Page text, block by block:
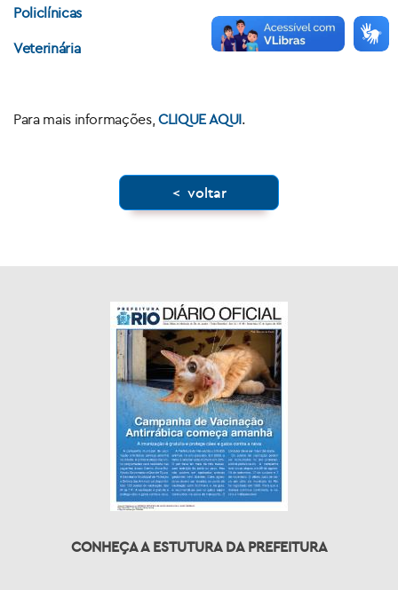
Policlínicas
Veterinária
Para mais informações, CLIQUE AQUI.
< voltar
CONHEÇA A ESTUTURA DA PREFEITURA